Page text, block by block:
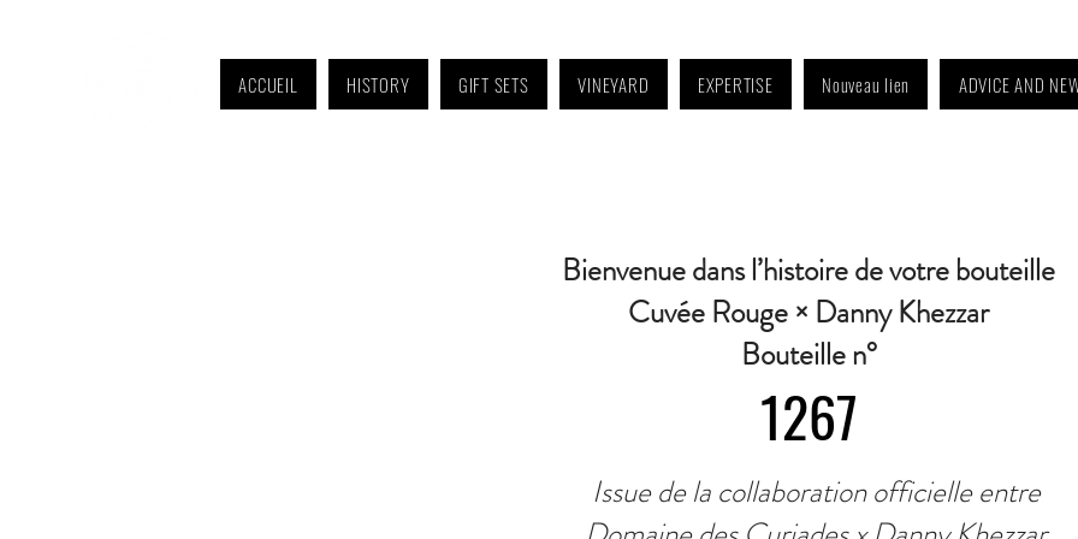
ACCUEIL HISTORY GIFT SETS VINEYARD EXPERTISE Nouveau lien ADVICE AND
Bienvenue dans l’histoire de votre bouteille
Cuvée Rouge × Danny Khezzar
Bouteille n°
1267
Issue de la collaboration officielle entre